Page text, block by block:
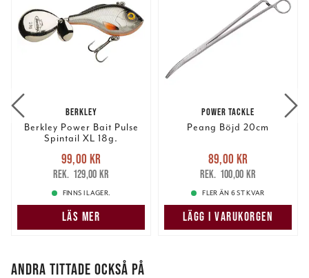
BERKLEY
Berkley Power Bait Pulse
Spintail XL 18g.
Nuvarande pris
99,00 krTidigare pris
129,00 kr
99,00 kr
129,00 kr
FINNS I LAGER.
LÄS MER
POWER TACKLE
Peang Böjd 20cm
Nuvarande pris
89,00 krTidigare pris
100,00 kr
89,00 kr
100,00 kr
FLER ÄN 6 ST KVAR
LÄGG I VARUKORGEN
ANDRA TITTADE OCKSÅ PÅ